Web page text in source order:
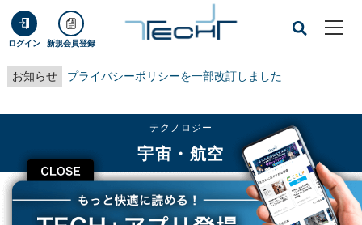
ログイン 新規会員登録
お知らせ プライバシーポリシーを一部改訂しました
CLOSE
テクノロジー
宇宙・航空
TECH+ テクノロジー
宇宙・航空